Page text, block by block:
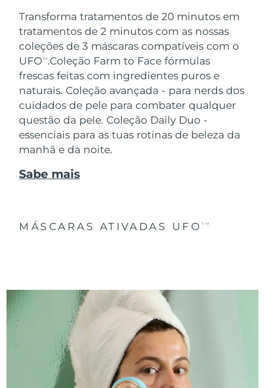
Transforma tratamentos de 20 minutos em
tratamentos de 2 minutos com as nossas
coleções de 3 máscaras compatíveis com o
UFOTM.Coleção Farm to Face fórmulas
frescas feitas com ingredientes puros e
naturais. Coleção avançada - para nerds dos
cuidados de pele para combater qualquer
questão da pele. Coleção Daily Duo -
essenciais para as tuas rotinas de beleza da
manhã e da noite.
Sabe mais
MÁSCARAS ATIVADAS UFOTM